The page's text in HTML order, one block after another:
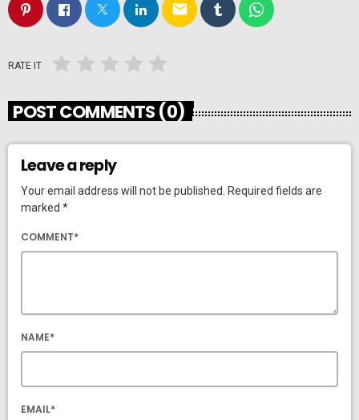
email
RATE IT
POST COMMENTS (0)
Leave a reply
Your email address will not be published. Required fields are
marked *
COMMENT*
NAME*
EMAIL*